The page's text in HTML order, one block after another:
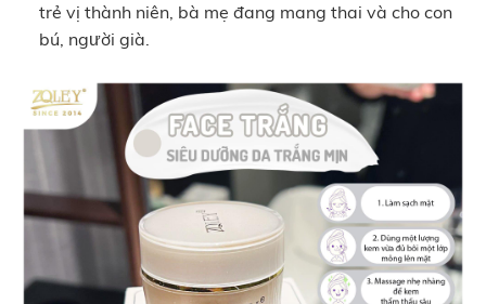
trẻ vị thành niên, bà mẹ đang mang thai và cho con
bú, người già.